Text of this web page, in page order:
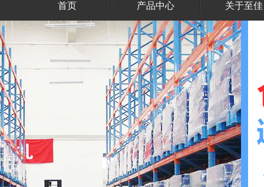
首页 产品中心 关于至佳